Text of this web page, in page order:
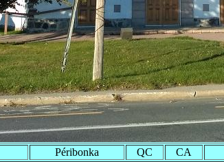
Péribonka QC CA